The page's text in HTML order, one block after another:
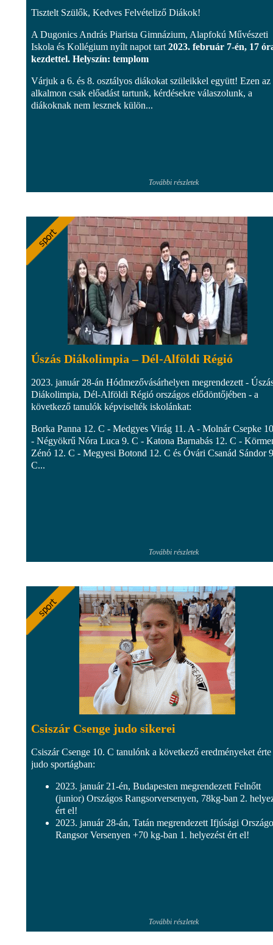
Tisztelt Szülők, Kedves Felvételiző Diákok!
A Dugonics András Piarista Gimnázium, Alapfokú Művészeti
Iskola és Kollégium nyílt napot tart 2023. február 7-én, 17
kezdettel. Helyszín: templom
Várjuk a 6. és 8. osztályos diákokat szüleikkel együtt! Ezen az
alkalmon csak előadást tartunk, kérdésekre válaszolunk, a
diákoknak nem lesznek külön...
További részletek
Úszás Diákolimpia – Dél-Alföldi Régió
2023. január 28-án Hódmezővásárhelyen megrendezett -
Diákolimpia, Dél-Alföldi Régió országos elődöntőjében - a
következő tanulók képviselték iskolánkat:
Borka Panna 12. C - Medgyes Virág 11. A - Molnár Csepke
- Négyökrű Nóra Luca 9. C - Katona Barnabás 12. C -
Zénó 12. C - Megyesi Botond 12. C és Óvári Csanád Sándor
C...
További részletek
Csiszár Csenge judo sikerei
Csiszár Csenge 10. C tanulónk a következő eredményeket érte
judo sportágban:
2023. január 21-én, Budapesten megrendezett Felnőtt
(junior) Országos Rangsorversenyen, 78kg-ban 2.
ért el!
2023. január 28-án, Tatán megrendezett Ifjúsági
Rangsor Versenyen +70 kg-ban 1. helyezést ért el!
További részletek